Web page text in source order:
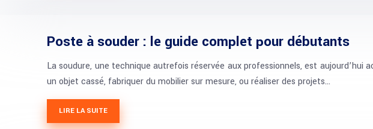
Poste à souder : le guide complet pour débutants
La soudure, une technique autrefois réservée aux professionnels, est
un objet cassé, fabriquer du mobilier sur mesure, ou réaliser des projets…
LIRE LA SUITE